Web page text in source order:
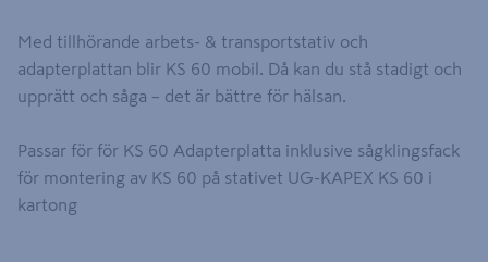
Med tillhörande arbets- & transportstativ och
adapterplattan blir KS 60 mobil. Då kan du stå stadigt och
upprätt och såga – det är bättre för hälsan.
Passar för för KS 60 Adapterplatta inklusive sågklingsfack
för montering av KS 60 på stativet UG-KAPEX KS 60 i
kartong